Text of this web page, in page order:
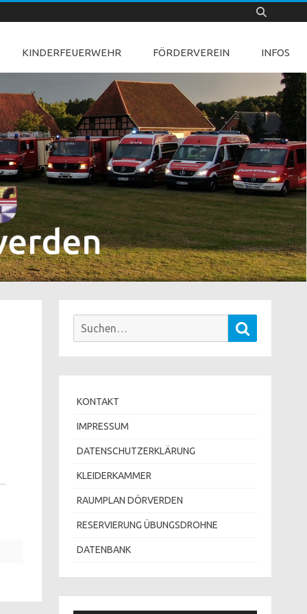
KINDERFEUERWEHR FÖRDERVEREIN INFOS
Suchen
KONTAKT
IMPRESSUM
DATENSCHUTZERKLÄRUNG
KLEIDERKAMMER
RAUMPLAN DÖRVERDEN
RESERVIERUNG ÜBUNGSDROHNE
DATENBANK